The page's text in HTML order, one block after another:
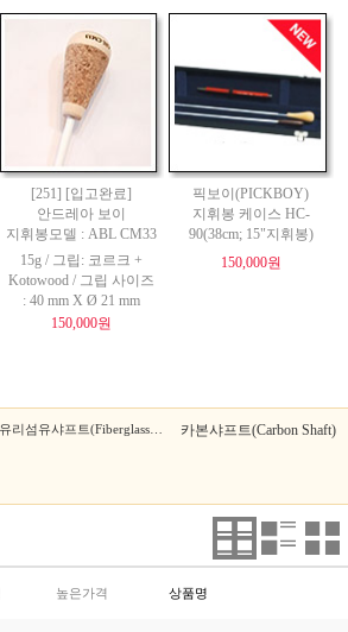
[251] [입고완료]
안드레아 보이
지휘봉모델 : ABL CM33
15g / 그립: 코르크 +
Kotowood / 그립 사이즈
: 40 mm X Ø 21 mm
150,000원
픽보이(PICKBOY)
지휘봉 케이스 HC-
90(38cm; 15"지휘봉)
150,000원
카본샤프트(Carbon Shaft)
높은가격 상품명